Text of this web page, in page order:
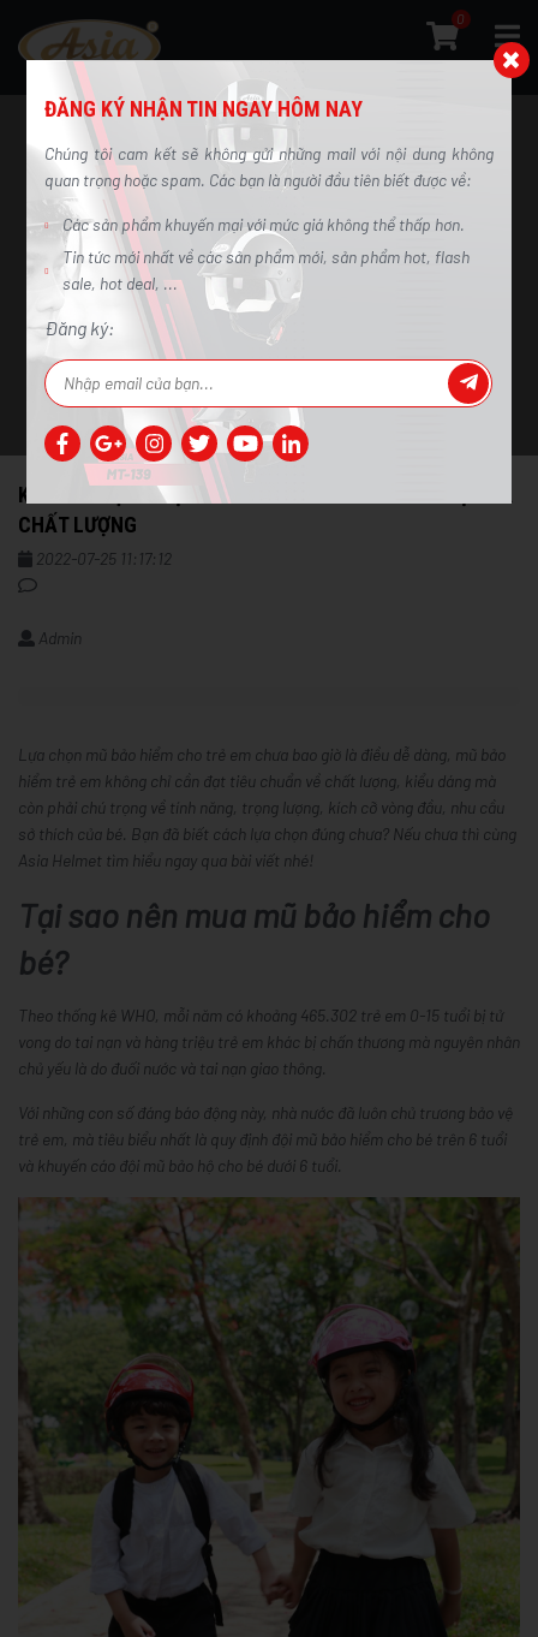
ĐĂNG KÝ NHẬN TIN NGAY HÔM NAY
Chúng tôi cam kết sẽ không gửi những mail với nội dung không
quan trọng hoặc spam. Các bạn là người đầu tiên biết được về:
Các sản phẩm khuyến mại với mức giá không thể thấp hơn.
Tin tức mới nhất về các sản phẩm mới, sản phẩm hot, flash
sale, hot deal, ...
Đăng ký:
0
Kinh nghiệm chọn mũ bảo hiểm trẻ em
vừa vặn và chất lượng
Trang chủ Tin tức /
Kinh nghiệm chọn mũ bảo hiểm trẻ em vừa vặn và
chất lượng
KINH NGHIỆM CHỌN MŨ BẢO HIỂM TRẺ EM VỪA VẶN VÀ
CHẤT LƯỢNG
2022-07-25 11:17:12
Admin
Lựa chọn mũ bảo hiểm cho trẻ em chưa bao giờ là điều dễ dàng, mũ bảo
hiểm trẻ em không chỉ cần đạt tiêu chuẩn về chất lượng, kiểu dáng mà
còn phải chú trọng về tính năng, trọng lượng, kích cỡ vòng đầu, nhu cầu
sở thích của bé. Bạn đã biết cách lựa chọn đúng chưa? Nếu chưa thì cùng
Asia Helmet tìm hiểu ngay qua bài viết nhé!
Tại sao nên mua mũ bảo hiểm cho
bé?
Theo thống kê WHO, mỗi năm có khoảng 465.302 trẻ em 0-15 tuổi bị tử
vong do tai nạn và hàng triệu trẻ em khác bị chấn thương mà nguyên nhân
chủ yếu là do đuối nước và tai nạn giao thông.
Với những con số đáng báo động này, nhà nước đã luôn chủ trương bảo vệ
trẻ em, mà tiêu biểu nhất là quy định đội mũ bảo hiểm cho bé trên 6 tuổi
và khuyến cáo đội mũ bảo hộ cho bé dưới 6 tuổi.